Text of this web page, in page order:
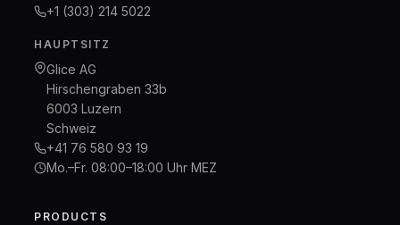
+1 (303) 214 5022
HAUPTSITZ
Glice AG
Hirschengraben 33b
6003 Luzern
Schweiz
+41 76 580 93 19
Mo.–Fr. 08:00–18:00 Uhr MEZ
PRODUCTS